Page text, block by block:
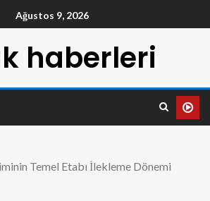
Ağustos 9, 2026
haberleri
Temel Etabı İlekleme Dönemi